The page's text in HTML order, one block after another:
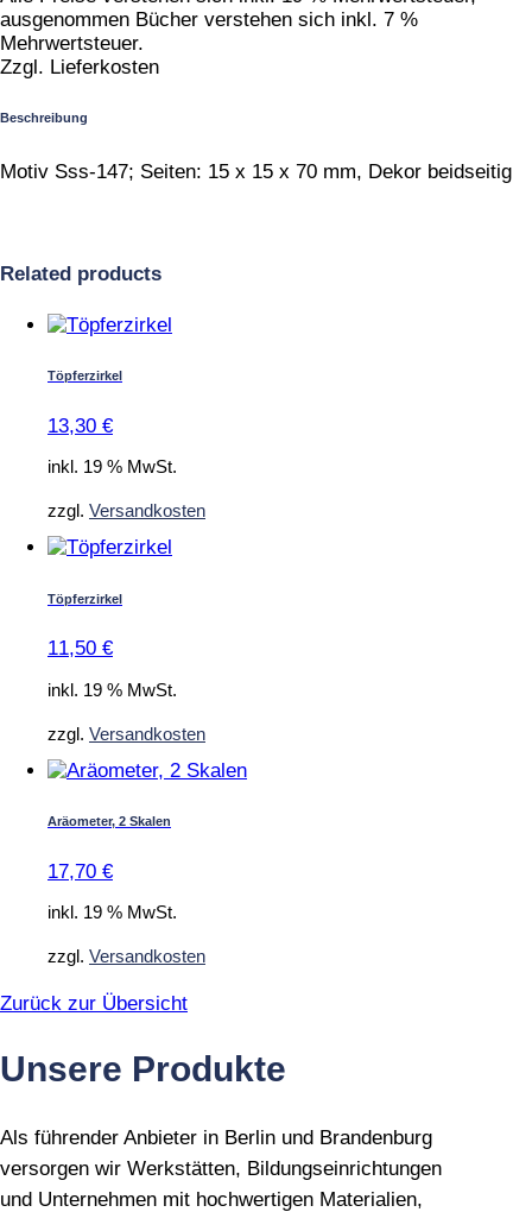
ausgenommen Bücher verstehen sich inkl. 7 %
Mehrwertsteuer.
Zzgl. Lieferkosten
Beschreibung
Motiv Sss-147; Seiten: 15 x 15 x 70 mm, Dekor beidseitig
Related products
Töpferzirkel
13,30 €
inkl. 19 % MwSt.
zzgl. Versandkosten
Töpferzirkel
11,50 €
inkl. 19 % MwSt.
zzgl. Versandkosten
Aräometer, 2 Skalen
17,70 €
inkl. 19 % MwSt.
zzgl. Versandkosten
Zurück zur Übersicht
Unsere Produkte
Als führender Anbieter in Berlin und Brandenburg
versorgen wir Werkstätten, Bildungseinrichtungen
und Unternehmen mit hochwertigen Materialien,